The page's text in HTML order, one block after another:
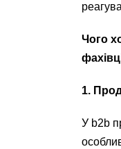
Чого
1.
У b2b